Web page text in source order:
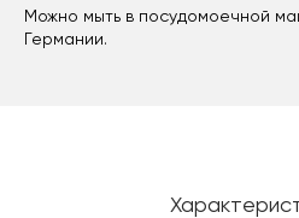
Можно мыть в посудомоечной
Германии.